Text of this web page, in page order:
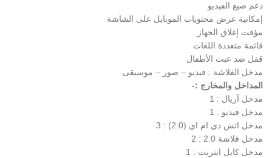
دعم صيغ الفيديو
إمكانية عرض محتويات الموبايل على الشاشة
مؤقت إغلاق الجهاز
قائمة متعددة اللغات
قفل ضد عبث الأطفال
مدخل الفلاشة : فيديو – صور – موسيقى
المداخل والمخارج :-
مدخل آريال : 1
مدخل فيديو : 1
مدخل اتش دي ام اي (2.0) : 3
مدخل فلاشة 2.0 : 2
مدخل كابل انترنت : 1